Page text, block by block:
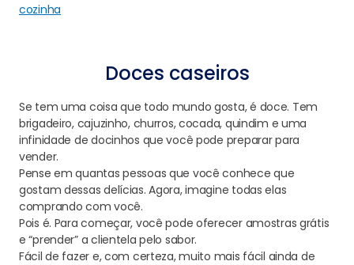
cozinha
Doces caseiros
Se tem uma coisa que todo mundo gosta, é doce. Tem
brigadeiro, cajuzinho, churros, cocada, quindim e uma
infinidade de docinhos que você pode preparar para
vender.
Pense em quantas pessoas que você conhece que
gostam dessas delícias. Agora, imagine todas elas
comprando com você.
Pois é. Para começar, você pode oferecer amostras grátis
e “prender” a clientela pelo sabor.
Fácil de fazer e, com certeza, muito mais fácil ainda de